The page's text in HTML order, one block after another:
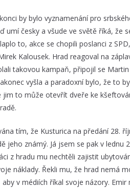
by bylo vyznamenání pro
umí česky a všude ve světě říká, že
to, akce se chopili poslanci z
Kalousek. Hrad reagoval na
takovou kampaň, připojil se
vyšla a paradoxní bylo, že to
to může otevřít dveře ke
tím, že Kusturica na předání 28.
známý. Já jsem se pak v lednu
z hradu mu nechtěli zajistit
náklady. Řekli mu, že hrad nemá
v médiích říkal svoje názory. Emir